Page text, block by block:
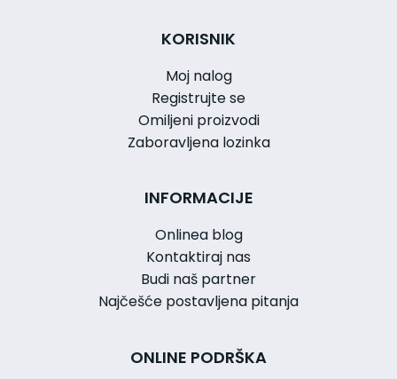
KORISNIK
Moj nalog
Registrujte se
Omiljeni proizvodi
Zaboravljena lozinka
INFORMACIJE
Onlinea blog
Kontaktiraj nas
Budi naš partner
Najčešće postavljena pitanja
ONLINE PODRŠKA